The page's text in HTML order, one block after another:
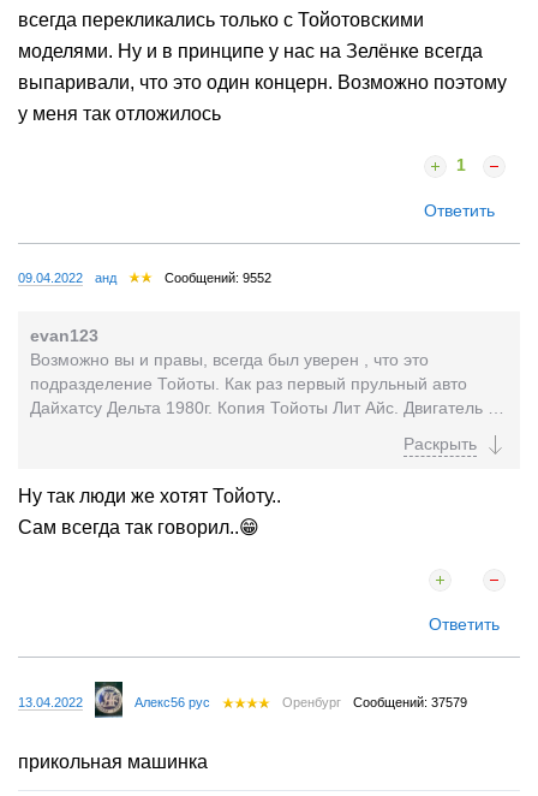
всегда перекликались только с Тойотовскими
моделями. Ну и в принципе у нас на Зелёнке всегда
выпаривали, что это один концерн. Возможно поэтому
у меня так отложилось
1
Ответить
09.04.2022 анд Сообщений: 9552
evan123
Возможно вы и правы, всегда был уверен , что это
подразделение Тойоты. Как раз первый прульный авто
Дайхатсу Дельта 1980г. Копия Тойоты Лит Айс. Двигатель 4К
Ну так люди же хотят Тойоту..
Сам всегда так говорил..😁
Ответить
13.04.2022 Алекс56 рус Оренбург Сообщений: 37579
прикольная машинка